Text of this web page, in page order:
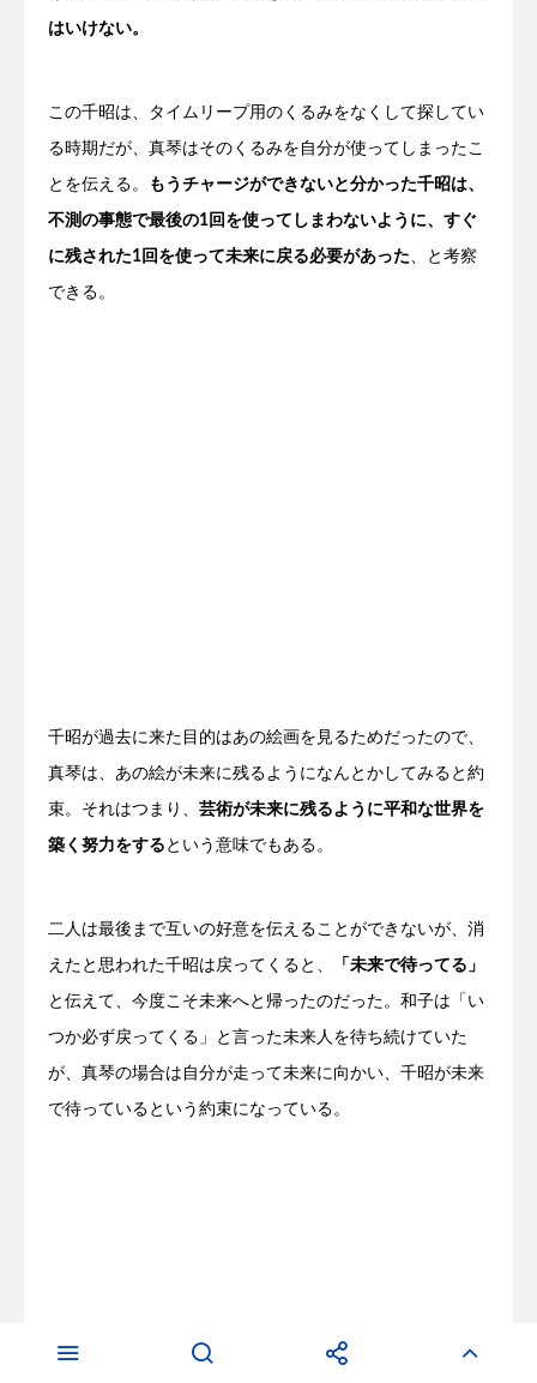
はいけない。
この千昭は、タイムリープ用のくるみをなくして探してい
る時期だが、真琴はそのくるみを自分が使ってしまったこ
とを伝える。 もうチャージができないと分かった千昭は、
不測の事態で最後の1回を使ってしまわないように、すぐ
に残された1回を使って未来に戻る必要があった 、と考察
できる。
千昭が過去に来た目的はあの絵画を見るためだったので、
真琴は、あの絵が未来に残るようになんとかしてみると約
束。それはつまり、 芸術が未来に残るように平和な世界を
築く努力をする という意味でもある。
二人は最後まで互いの好意を伝えることができないが、消
えたと思われた千昭は戻ってくると、 「未来で待ってる」
と伝えて、今度こそ未来へと帰ったのだった。和子は「い
つか必ず戻ってくる」と言った未来人を待ち続けていた
が、真琴の場合は自分が走って未来に向かい、千昭が未来
で待っているという約束になっている。